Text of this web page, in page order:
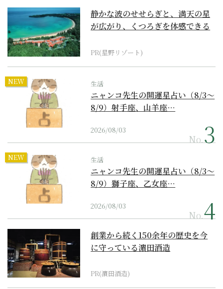
静かな波のせせらぎと、満天の星
が広がり、くつろぎを体感できる
PR(星野リゾート)
NEW 生活
ニャンコ先生の開運星占い（8/3～
8/9）射手座、山羊座…
2026/08/03
No.
NEW 生活
ニャンコ先生の開運星占い（8/3～
8/9）獅子座、乙女座…
2026/08/03
No.
創業から続く150余年の歴史を今
に守っている濵田酒造
PR(濵田酒造)